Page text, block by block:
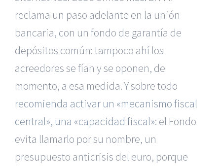
reclama un paso adelante en la unión
bancaria, con un fondo de garantía de
depósitos común: tampoco ahí los
acreedores se fían y se oponen, de
momento, a esa medida. Y sobre todo
recomienda activar un «mecanismo fiscal
central», una «capacidad fiscal»: el Fondo
evita llamarlo por su nombre, un
presupuesto anticrisis del euro, porque